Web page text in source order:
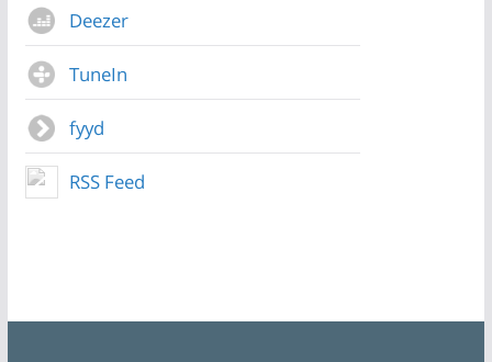
Deezer
TuneIn
fyyd
RSS Feed